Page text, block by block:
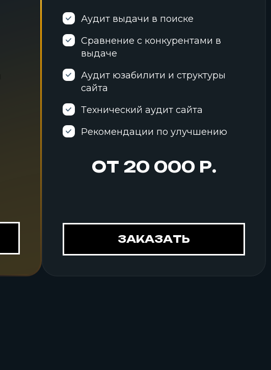
Аудит выдачи в поиске
Сравнение с конкурентами в
выдаче
Аудит юзабилити и структуры
сайта
Технический аудит сайта
Рекомендации по улучшению
ОТ 20 000 Р.
ЗАКАЗАТЬ